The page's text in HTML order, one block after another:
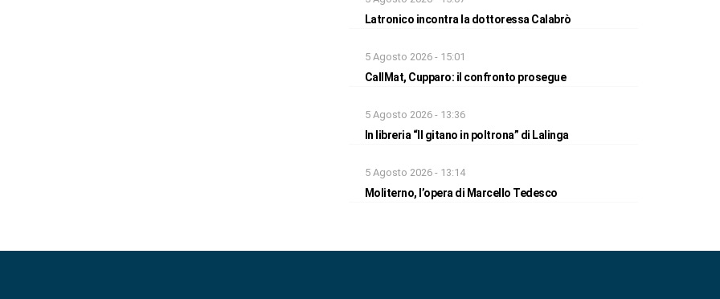
Latronico incontra la dottoressa Calabrò
5 Agosto 2026 - 15:01
CallMat, Cupparo: il confronto prosegue
5 Agosto 2026 - 13:36
In libreria “Il gitano in poltrona” di Lalinga
5 Agosto 2026 - 13:14
Moliterno, l’opera di Marcello Tedesco